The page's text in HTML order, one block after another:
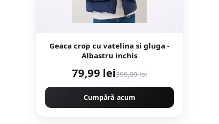
Geaca crop cu vatelina si gluga -
Albastru inchis
79,99 lei399,99 lei
Cumpără acum